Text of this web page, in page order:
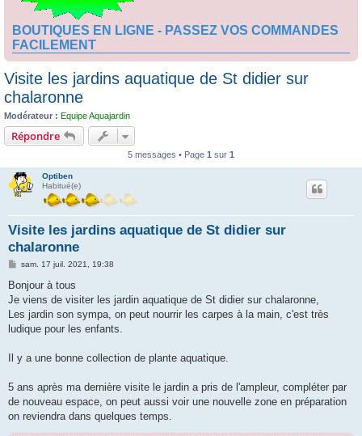
BOUTIQUES EN LIGNE - PASSEZ VOS COMMANDES
FACILEMENT
Visite les jardins aquatique de St didier sur
chalaronne
Modérateur : Equipe Aquajardin
Répondre
5 messages • Page 1 sur 1
Optiben
Habitué(e)
Visite les jardins aquatique de St didier sur
chalaronne
M
s
a
g
sam. 17 juil. 2021, 19:38
Bonjour à tous
Je viens de visiter les jardin aquatique de St didier sur chalaronne,
Les jardin son sympa, on peut nourrir les carpes à la main, c'est très
ludique pour les enfants.
Il y a une bonne collection de plante aquatique.
5 ans après ma dernière visite le jardin a pris de l'ampleur, compléter par
de nouveau espace, on peut aussi voir une nouvelle zone en préparation
on reviendra dans quelques temps.